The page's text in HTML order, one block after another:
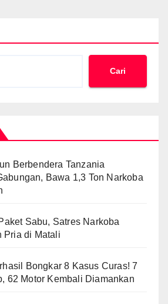
Cari
Berbendera Tanzania
Bawa 1,3 Ton Narkoba
Sabu, Satres Narkoba
Pria di Matali
Bongkar 8 Kasus Curas! 7
62 Motor Kembali Diamankan